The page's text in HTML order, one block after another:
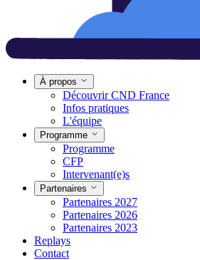
À propos
Découvrir CND France
Infos pratiques
L'équipe
Programme
Programme
CFP
Intervenant(e)s
Partenaires
Partenaires 2027
Partenaires 2026
Partenaires 2023
Replays
Contact